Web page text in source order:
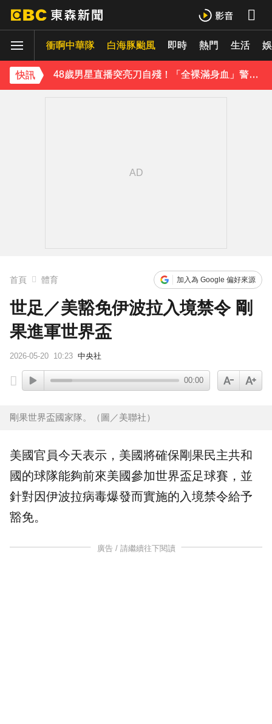
衝啊中華隊 白海豚颱風 即時 熱門 生活
快訊
日傳奇女星辭世！兒子曝「最後時刻」：如沉睡般離開
48歲男星直播突亮刀自殘！「全裸滿身血」警急破門 家屬發聲曝現況
首頁 體育 加入為 Google 偏好來源
世足／美豁免伊波拉入境禁令 剛
果進軍世界盃
2026-05-20 10:23 中央社
00:00
剛果世界盃國家隊。（圖／美聯社）
美國官員今天表示，美國將確保剛果民主共和
國的球隊能夠前來美國參加世界盃足球賽，並
針對因伊波拉病毒爆發而實施的入境禁令給予
豁免。
廣告 / 請繼續往下閱讀